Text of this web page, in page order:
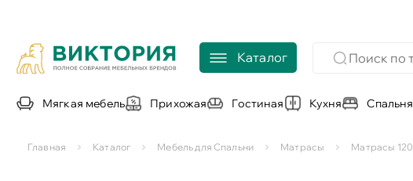
Каталог
Мягкая мебель Прихожая Гостиная Кухня Спальня
Главная Каталог Мебель для Спальни Матрасы Матрасы 120